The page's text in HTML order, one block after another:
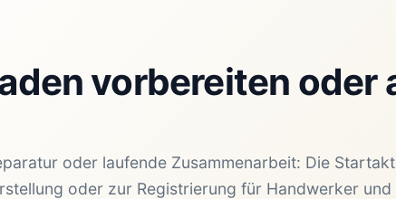
vorbereiten oder
oder laufende Zusammenarbeit: Die
oder zur Registrierung für Handwerker und